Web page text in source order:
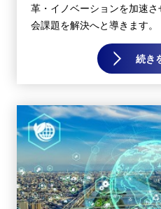
革・イノベーションを加速
会課題を解決へと導きます。
続き